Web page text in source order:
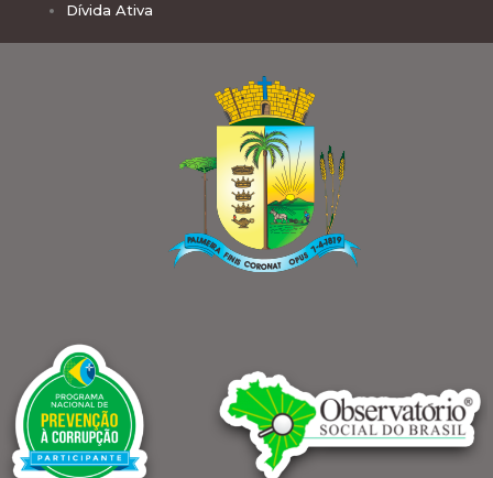
Dívida Ativa